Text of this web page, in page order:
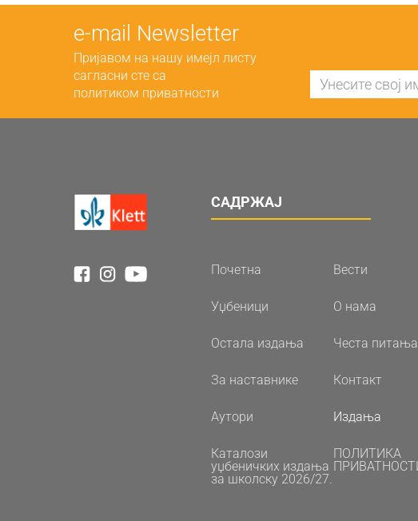
е-mail Newsletter
Пријавом на нашу имејл листу
сагласни сте са
политиком приватности
САДРЖАЈ
Почетна Вести
Уџбеници О нама
Остала издања Честа питања
За наставнике Контакт
Аутори Издања
Каталози
уџбеничких издања
за школску 2026/27.
ПОЛИТИКА